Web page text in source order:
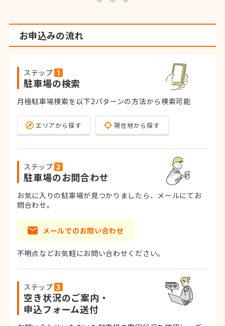
お申込みの流れ
ステップ
駐車場の検索
月極駐車場検索を以下2パターンの方法から検索可能
エリアから探す 現在地から探す
ステップ
駐車場のお問合わせ
お気に入りの駐車場が見つかりましたら、メールにてお
問合わせ。
メールでのお問い合わせ
不明点などお気軽にお問い合わせください。
ステップ
空き状況のご案内・
申込フォーム送付